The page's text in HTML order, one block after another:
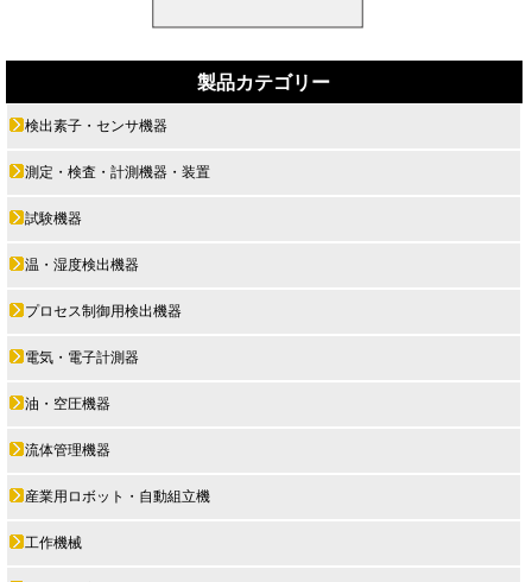
製品カテゴリー
検出素子・センサ機器
測定・検査・計測機器・装置
試験機器
温・湿度検出機器
プロセス制御用検出機器
電気・電子計測器
油・空圧機器
流体管理機器
産業用ロボット・自動組立機
工作機械